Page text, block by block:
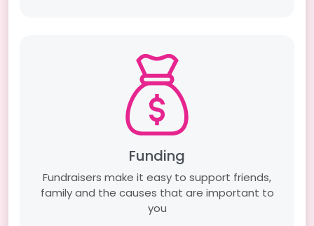
Funding
Fundraisers make it easy to support friends,
family and the causes that are important to
you